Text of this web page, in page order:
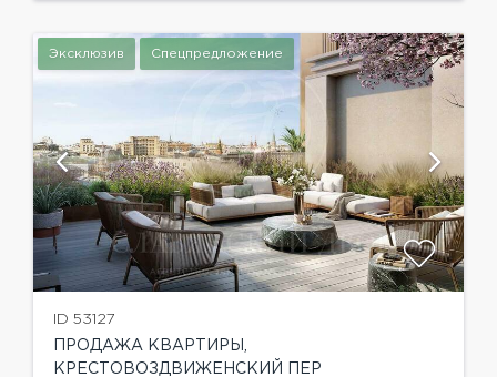
Эксклюзив Спецпредложение
ID 53127
ПРОДАЖА КВАРТИРЫ,
КРЕСТОВОЗДВИЖЕНСКИЙ ПЕР